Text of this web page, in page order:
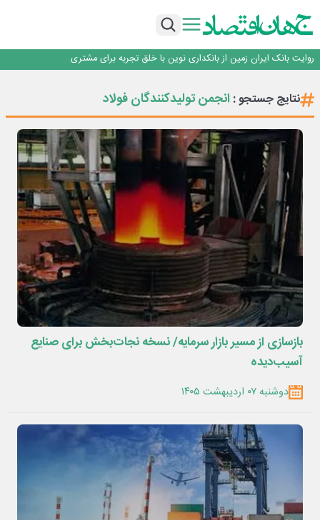
اجرای برنامه تحول بانک با تمرکز بر منابع پایدار، درآمدهای کارمزدی و بازسازی اعتماد
داد
روایت بانک ایران زمین از بانکداری نوین با خلق تجربه برای مشتری
سرپرست اداره کل روابط عمومی بیمه مرکزی منصوب شد
اجرای برنامه تحول بانک با تمرکز بر منابع پایدار، درآمدهای کارمزدی و بازسازی اعتماد
نتایج جستجو : انجمن تولیدکنندگان فولاد
بازسازی از مسیر بازار سرمایه/ نسخه نجات‌بخش برای صنایع
آسیب‌دیده
دوشنبه ۰۷ اردیبهشت ۱۴۰۵